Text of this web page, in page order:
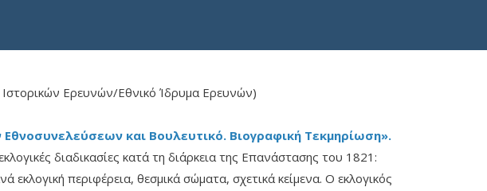
Ερευνών/Εθνικό Ίδρυμα Ερευνών)
και Βουλευτικό. Βιογραφική Τεκμηρίωση».
διαδικασίες κατά τη διάρκεια της Επανάστασης του 1821:
εκλογική περιφέρεια, θεσμικά σώματα, σχετικά κείμενα. Ο εκλογικός